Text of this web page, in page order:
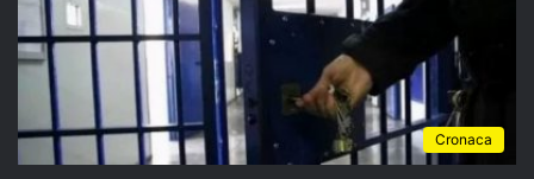
Cronaca